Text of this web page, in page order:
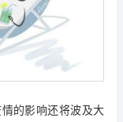
的影响还将波及大